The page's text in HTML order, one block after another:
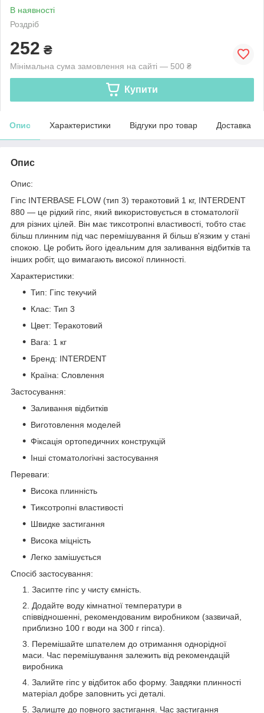
В наявності
Роздріб
252 ₴
Мінімальна сума замовлення на сайті — 500 ₴
Купити
Опис Характеристики Відгуки про товар Доставка
Опис
Опис:
Гіпс INTERBASE FLOW (тип 3) теракотовий 1 кг, INTERDENT
880 — це рідкий гіпс, який використовується в стоматології
для різних цілей. Він має тиксотропні властивості, тобто стає
більш плинним під час перемішування й більш в'язким у стані
спокою. Це робить його ідеальним для заливання відбитків та
інших робіт, що вимагають високої плинності.
Характеристики:
Тип: Гіпс текучий
Клас: Тип 3
Цвет: Теракотовий
Вага: 1 кг
Бренд: INTERDENT
Країна: Словлення
Застосування:
Заливання відбитків
Виготовлення моделей
Фіксація ортопедичних конструкцій
Інші стоматологічні застосування
Переваги:
Висока плинність
Тиксотропні властивості
Швидке застигання
Висока міцність
Легко замішується
Спосіб застосування:
Засипте гіпс у чисту ємність.
Додайте воду кімнатної температури в
співвідношенні, рекомендованим виробником (зазвичай,
приблизно 100 г води на 300 г гіпса).
Перемішайте шпателем до отримання однорідної
маси. Час перемішування залежить від рекомендацій
виробника
Залийте гіпс у відбиток або форму. Завдяки плинності
матеріал добре заповнить усі деталі.
Залиште до повного застигання. Час застигання